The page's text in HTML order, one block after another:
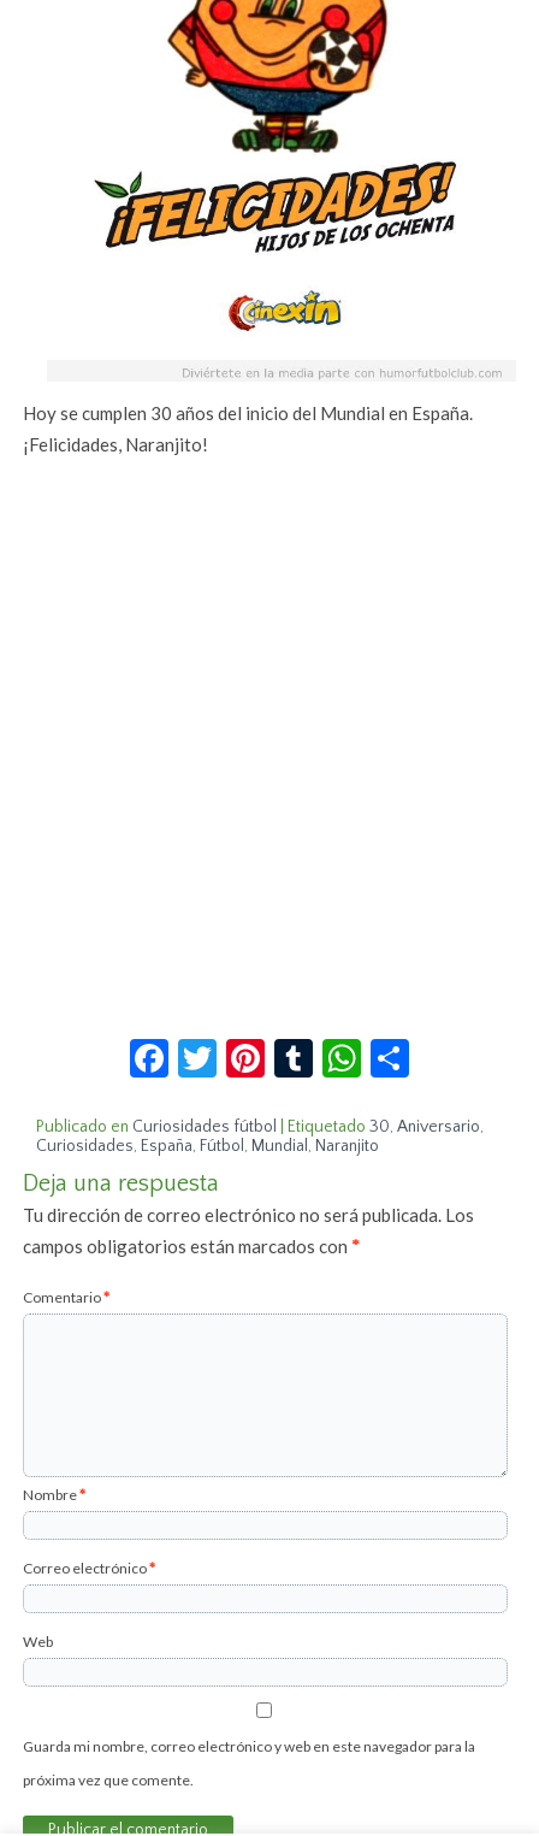
Hoy se cumplen 30 años del inicio del Mundial en España.
¡Felicidades, Naranjito!
Facebook
Twitter
Pinterest
TumblrWhatsApp
Publicado en Curiosidades fútbol Etiquetado 30,Aniversario,
Curiosidades, España, Fútbol, Mundial, Naranjito
Deja una respuesta
Tu dirección de correo electrónico no será publicada. Los
campos obligatorios están marcados con*
Comentario*
Nombre*
Correo electrónico*
Web
Guarda mi nombre, correo electrónico y web en este navegador para la
próxima vez que comente.